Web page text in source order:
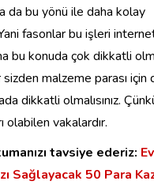
da bu yönü ile daha kolay
fasonlar bu işleri
konuda çok dikkatli
malzeme parası için
dikkatli olmalısınız.
olabilen vakalardır.
tavsiye ederiz:
Sağlayacak 50 Para